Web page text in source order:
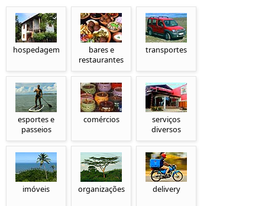
hospedagem
bares e
restaurantes
transportes
esportes e
passeios
comércios
serviços
diversos
imóveis organizações delivery